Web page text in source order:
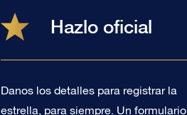
Hazlo oficial
Danos los detalles para registrar la
estrella, para siempre. Un formulario